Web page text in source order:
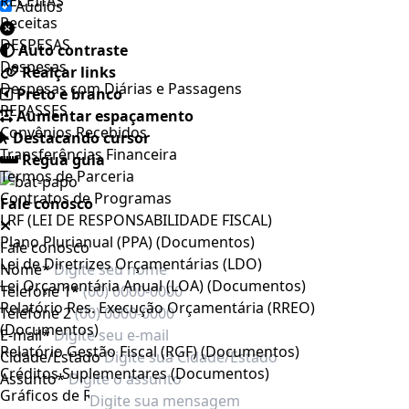
Áudios
Auto contraste
Realçar links
Preto e branco
Aumentar espaçamento
Destacando cursor
Regua guia
Fale conosco
Fale conosco
Nome*
Telefone 1*
Telefone 2
E-mail*
Cidade/Estado
Assunto*
Receitas
DESPESAS
Despesas
Despesas com Diárias e Passagens
REPASSES
Convênios Recebidos
Transferências Financeira
Termos de Parceria
Contratos de Programas
LRF (LEI DE RESPONSABILIDADE FISCAL)
Plano Plurianual (PPA) (Documentos)
Lei de Diretrizes Orçamentárias (LDO)
Lei Orçamentária Anual (LOA) (Documentos)
Relatório Res. Execução Orçamentária (RREO)
(Documentos)
Relatório Gestão Fiscal (RGF) (Documentos)
Créditos Suplementares (Documentos)
Gráficos de Receitas e Despesas